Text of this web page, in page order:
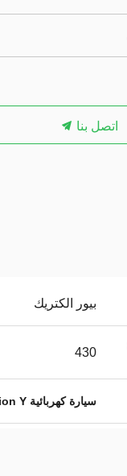
اتصل بنا
بيور الكتريك
430
سيارة كهربائية Aion Y,السيارة الكهربائية Aion Y المستعملة,سيارة رياضية كهربائية للبالغين